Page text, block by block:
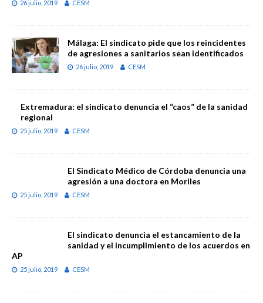
26 julio, 2019 CESM
Málaga: El sindicato pide que los reincidentes
de agresiones a sanitarios sean identificados
26 julio, 2019 CESM
Extremadura: el sindicato denuncia el “caos” de la sanidad
regional
25 julio, 2019 CESM
El Sindicato Médico de Córdoba denuncia una
agresión a una doctora en Moriles
25 julio, 2019 CESM
El sindicato denuncia el estancamiento de la
sanidad y el incumplimiento de los acuerdos en
AP
25 julio, 2019 CESM